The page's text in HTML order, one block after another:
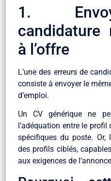
1.
candidature
à l’offre
L’une des erreurs de
consiste à envoyer le
d’emploi.
Un CV générique ne
l’adéquation entre le
spécifiques du poste. Or,
des profils ciblés,
aux exigences de